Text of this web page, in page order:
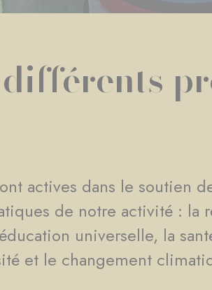
actives dans le soutien
de notre activité : la
universelle, la
et le changement